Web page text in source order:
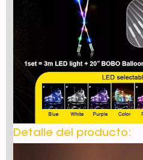
Detalle del producto: